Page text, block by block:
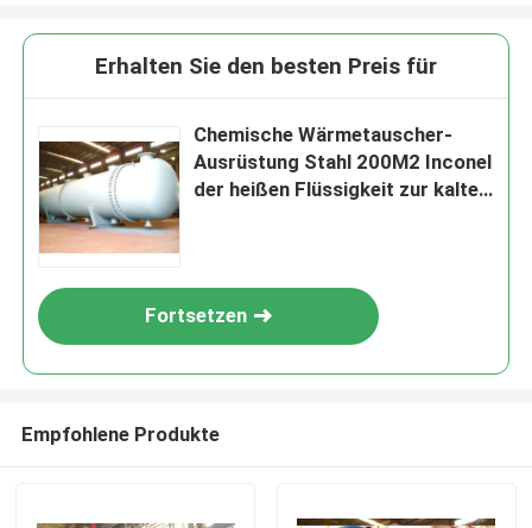
Erhalten Sie den besten Preis für
Chemische Wärmetauscher-
Ausrüstung Stahl 200M2 Inconel
der heißen Flüssigkeit zur kalten
Fortsetzen
Empfohlene Produkte